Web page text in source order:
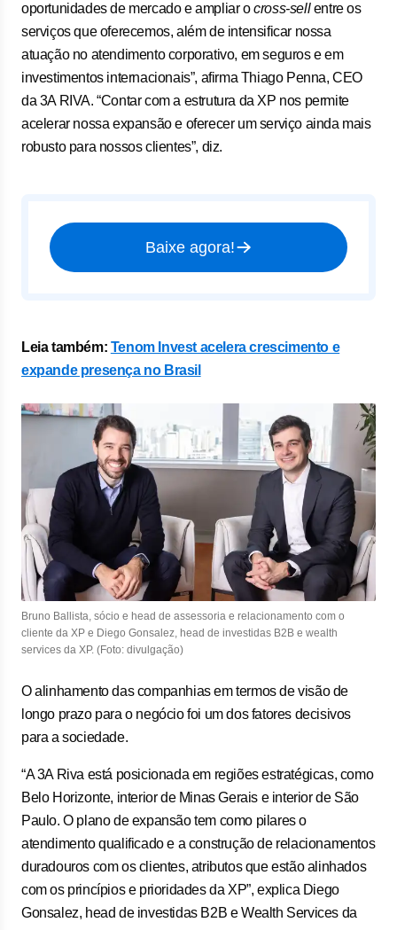
oportunidades de mercado e ampliar ocross-sellentre os
serviços que oferecemos, além de intensificar nossa
atuação no atendimento corporativo, em seguros e em
investimentos internacionais”, afirma Thiago Penna, CEO
da 3A RIVA. “Contar com a estrutura da XP nos permite
acelerar nossa expansão e oferecer um serviço ainda mais
robusto para nossos clientes”, diz.
Baixe agora!
Leia também: Tenom Invest acelera crescimento e
expande presença no Brasil
Bruno Ballista, sócio e head de assessoria e relacionamento com o
cliente da XP e Diego Gonsalez, head de investidas B2B e wealth
services da XP. (Foto: divulgação)
O alinhamento das companhias em termos de visão de
longo prazo para o negócio foi um dos fatores decisivos
para a sociedade.
“A 3A Riva está posicionada em regiões estratégicas, como
Belo Horizonte, interior de Minas Gerais e interior de São
Paulo. O plano de expansão tem como pilares o
atendimento qualificado e a construção de relacionamentos
duradouros com os clientes, atributos que estão alinhados
com os princípios e prioridades da XP”, explica Diego
Gonsalez, head de investidas B2B e Wealth Services da